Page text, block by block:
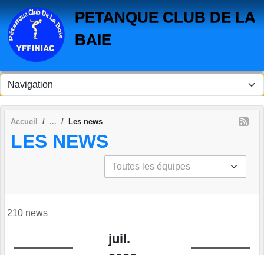
PETANQUE CLUB DE LA
BAIE
Accueil Les news
LES NEWS
210 news
juil.
Panneau de gestion des cookies